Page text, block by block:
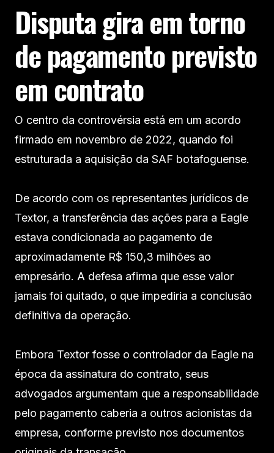
Disputa gira em torno
de pagamento previsto
em contrato
O centro da controvérsia está em um acordo
firmado em novembro de 2022, quando foi
estruturada a aquisição da SAF botafoguense.
De acordo com os representantes jurídicos de
Textor, a transferência das ações para a Eagle
estava condicionada ao pagamento de
aproximadamente R$ 150,3 milhões ao
empresário. A defesa afirma que esse valor
jamais foi quitado, o que impediria a conclusão
definitiva da operação.
Embora Textor fosse o controlador da Eagle na
época da assinatura do contrato, seus
advogados argumentam que a responsabilidade
pelo pagamento caberia a outros acionistas da
empresa, conforme previsto nos documentos